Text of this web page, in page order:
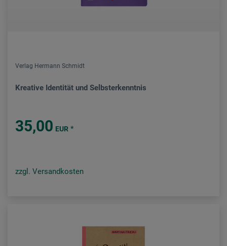
Verlag Hermann Schmidt
Kreative Identität und Selbsterkenntnis
35,00 EUR *
zzgl. Versandkosten